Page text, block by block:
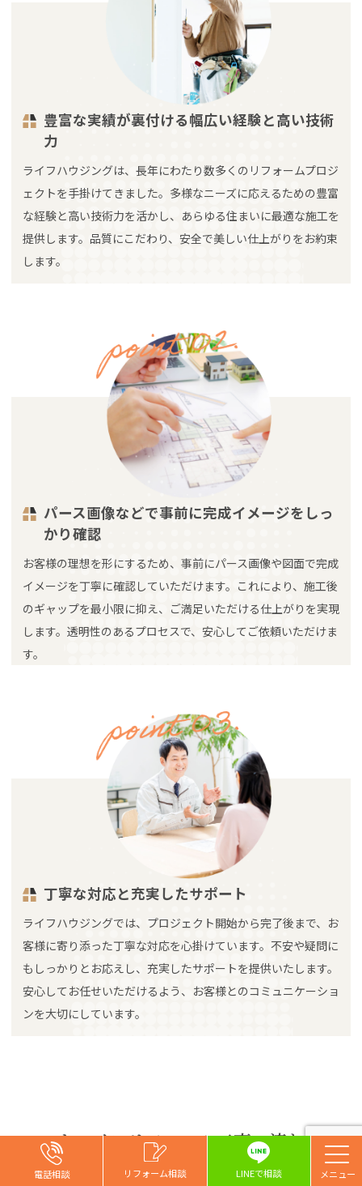
電話相談 リフォーム相談 お問い合わせ
豊富な実績が裏付ける幅広い経験と高い技術
力
ライフハウジングは、長年にわたり数多くのリフォームプロジ
ェクトを手掛けてきました。多様なニーズに応えるための豊富
な経験と高い技術力を活かし、あらゆる住まいに最適な施工を
提供します。品質にこだわり、安全で美しい仕上がりをお約束
します。
パース画像などで事前に完成イメージをしっ
かり確認
お客様の理想を形にするため、事前にパース画像や図面で完成
イメージを丁寧に確認していただけます。これにより、施工後
のギャップを最小限に抑え、ご満足いただける仕上がりを実現
します。透明性のあるプロセスで、安心してご依頼いただけま
す。
丁寧な対応と充実したサポート
ライフハウジングでは、プロジェクト開始から完了後まで、お
客様に寄り添った丁寧な対応を心掛けています。不安や疑問に
もしっかりとお応えし、充実したサポートを提供いたします。
安心してお任せいただけるよう、お客様とのコミュニケーショ
ンを大切にしています。
キッチンリフォーム工事の流れ
電話相談 リフォーム相談 お問い合わせ
電話相談 リフォーム相談 お問い合わせ
電話相談 リフォーム相談 LINEで相談